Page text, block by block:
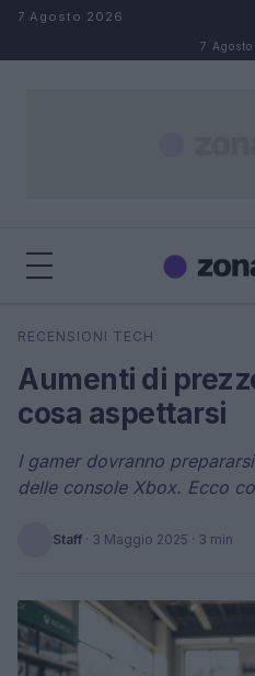
Salta al contenuto
7 Agosto 2026
7
Cerca
RECENSIONI TECH
Aumenti di
cosa aspettarsi
I gamer dovranno
delle console Xbox. Ecco
Staff · 3 Maggio 2025 · 3 min